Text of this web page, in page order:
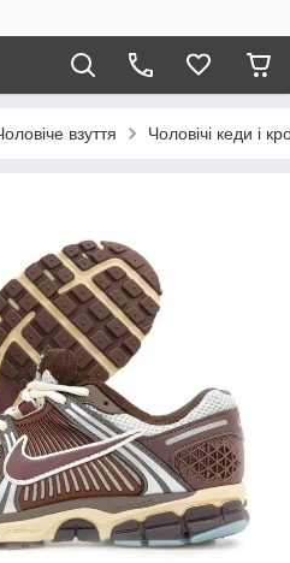
взуття Чоловічі кеди і